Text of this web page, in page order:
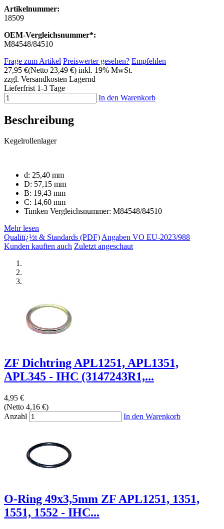
Artikelnummer:
18509
OEM-Vergleichsnummer*:
M84548/84510
Frage zum Artikel Preiswerter gesehen? Empfehlen
27,95 €(Netto 23,49 €) inkl. 19% MwSt.
zzgl. Versandkosten Lagernd
Lieferfrist 1-3 Tage
In den Warenkorb
Beschreibung
Kegelrollenlager
d: 25,40 mm
D: 57,15 mm
B: 19,43 mm
C: 14,60 mm
Timken Vergleichsnummer: M84548/84510
Mehr lesen
Qualitï¿½t & Standards (PDF)Angaben VO EU-2023/988
Kunden kauften auch Zuletzt angeschaut
ZF Dichtring APL1251, APL1351,
APL345 - IHC (3147243R1,...
4,95 €
(Netto 4,16 €)
Anzahl
In den Warenkorb
O-Ring 49x3,5mm ZF APL1251, 1351,
1551, 1552 - IHC...